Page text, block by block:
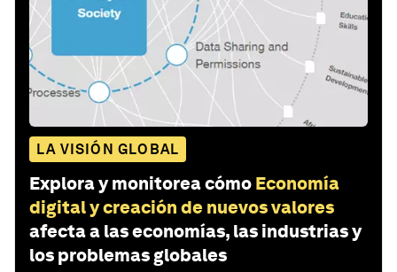
LA VISIÓN GLOBAL
Explora y monitorea cómo Economía
digital y creación de nuevos valores
afecta a las economías, las industrias y
los problemas globales